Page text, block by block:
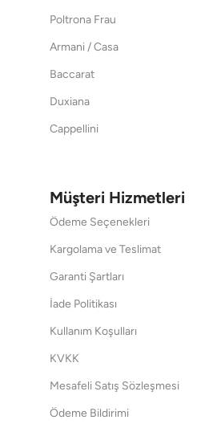
Poltrona Frau
Armani / Casa
Baccarat
Duxiana
Cappellini
Müşteri Hizmetleri
Ödeme Seçenekleri
Kargolama ve Teslimat
Garanti Şartları
İade Politikası
Kullanım Koşulları
KVKK
Mesafeli Satış Sözleşmesi
Ödeme Bildirimi